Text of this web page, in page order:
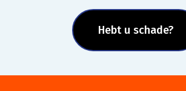
Hebt u schade?